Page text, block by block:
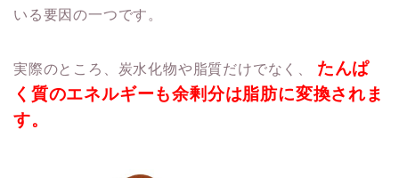
いる要因の一つです。
実際のところ、炭水化物や脂質だけでなく、
たんぱ
く質のエネルギーも余剰分は脂肪に変換されま
す。